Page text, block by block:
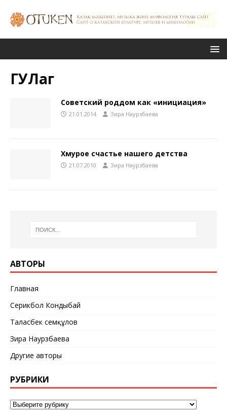
ГУЛаг
Советский роддом как «инициация»
21.01.2014 Зира Наурзбаева
Хмурое счастье нашего детства
21.07.2010 Зира Наурзбаева
АВТОРЫ
Главная
Серикбол Кондыбай
Таласбек Әсемқұлов
Зира Наурзбаева
Другие авторы
РУБРИКИ